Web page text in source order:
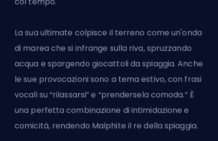
La sua ultimate colpisce il terreno come un'onda
di marea che si infrange sulla riva, spruzzando
acqua e spargendo giocattoli da spiaggia. Anche
le sue provocazioni sono a tema estivo, con frasi
vocali su “rilassarsi” e “prendersela comoda.” È
una perfetta combinazione di intimidazione e
comicità, rendendo Malphite il re della spiaggia.